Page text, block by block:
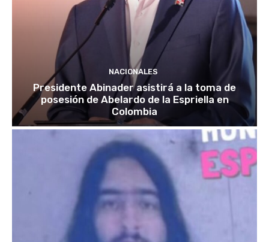
NACIONALES
Presidente Abinader asistirá a la toma de
posesión de Abelardo de la Espriella en
Colombia